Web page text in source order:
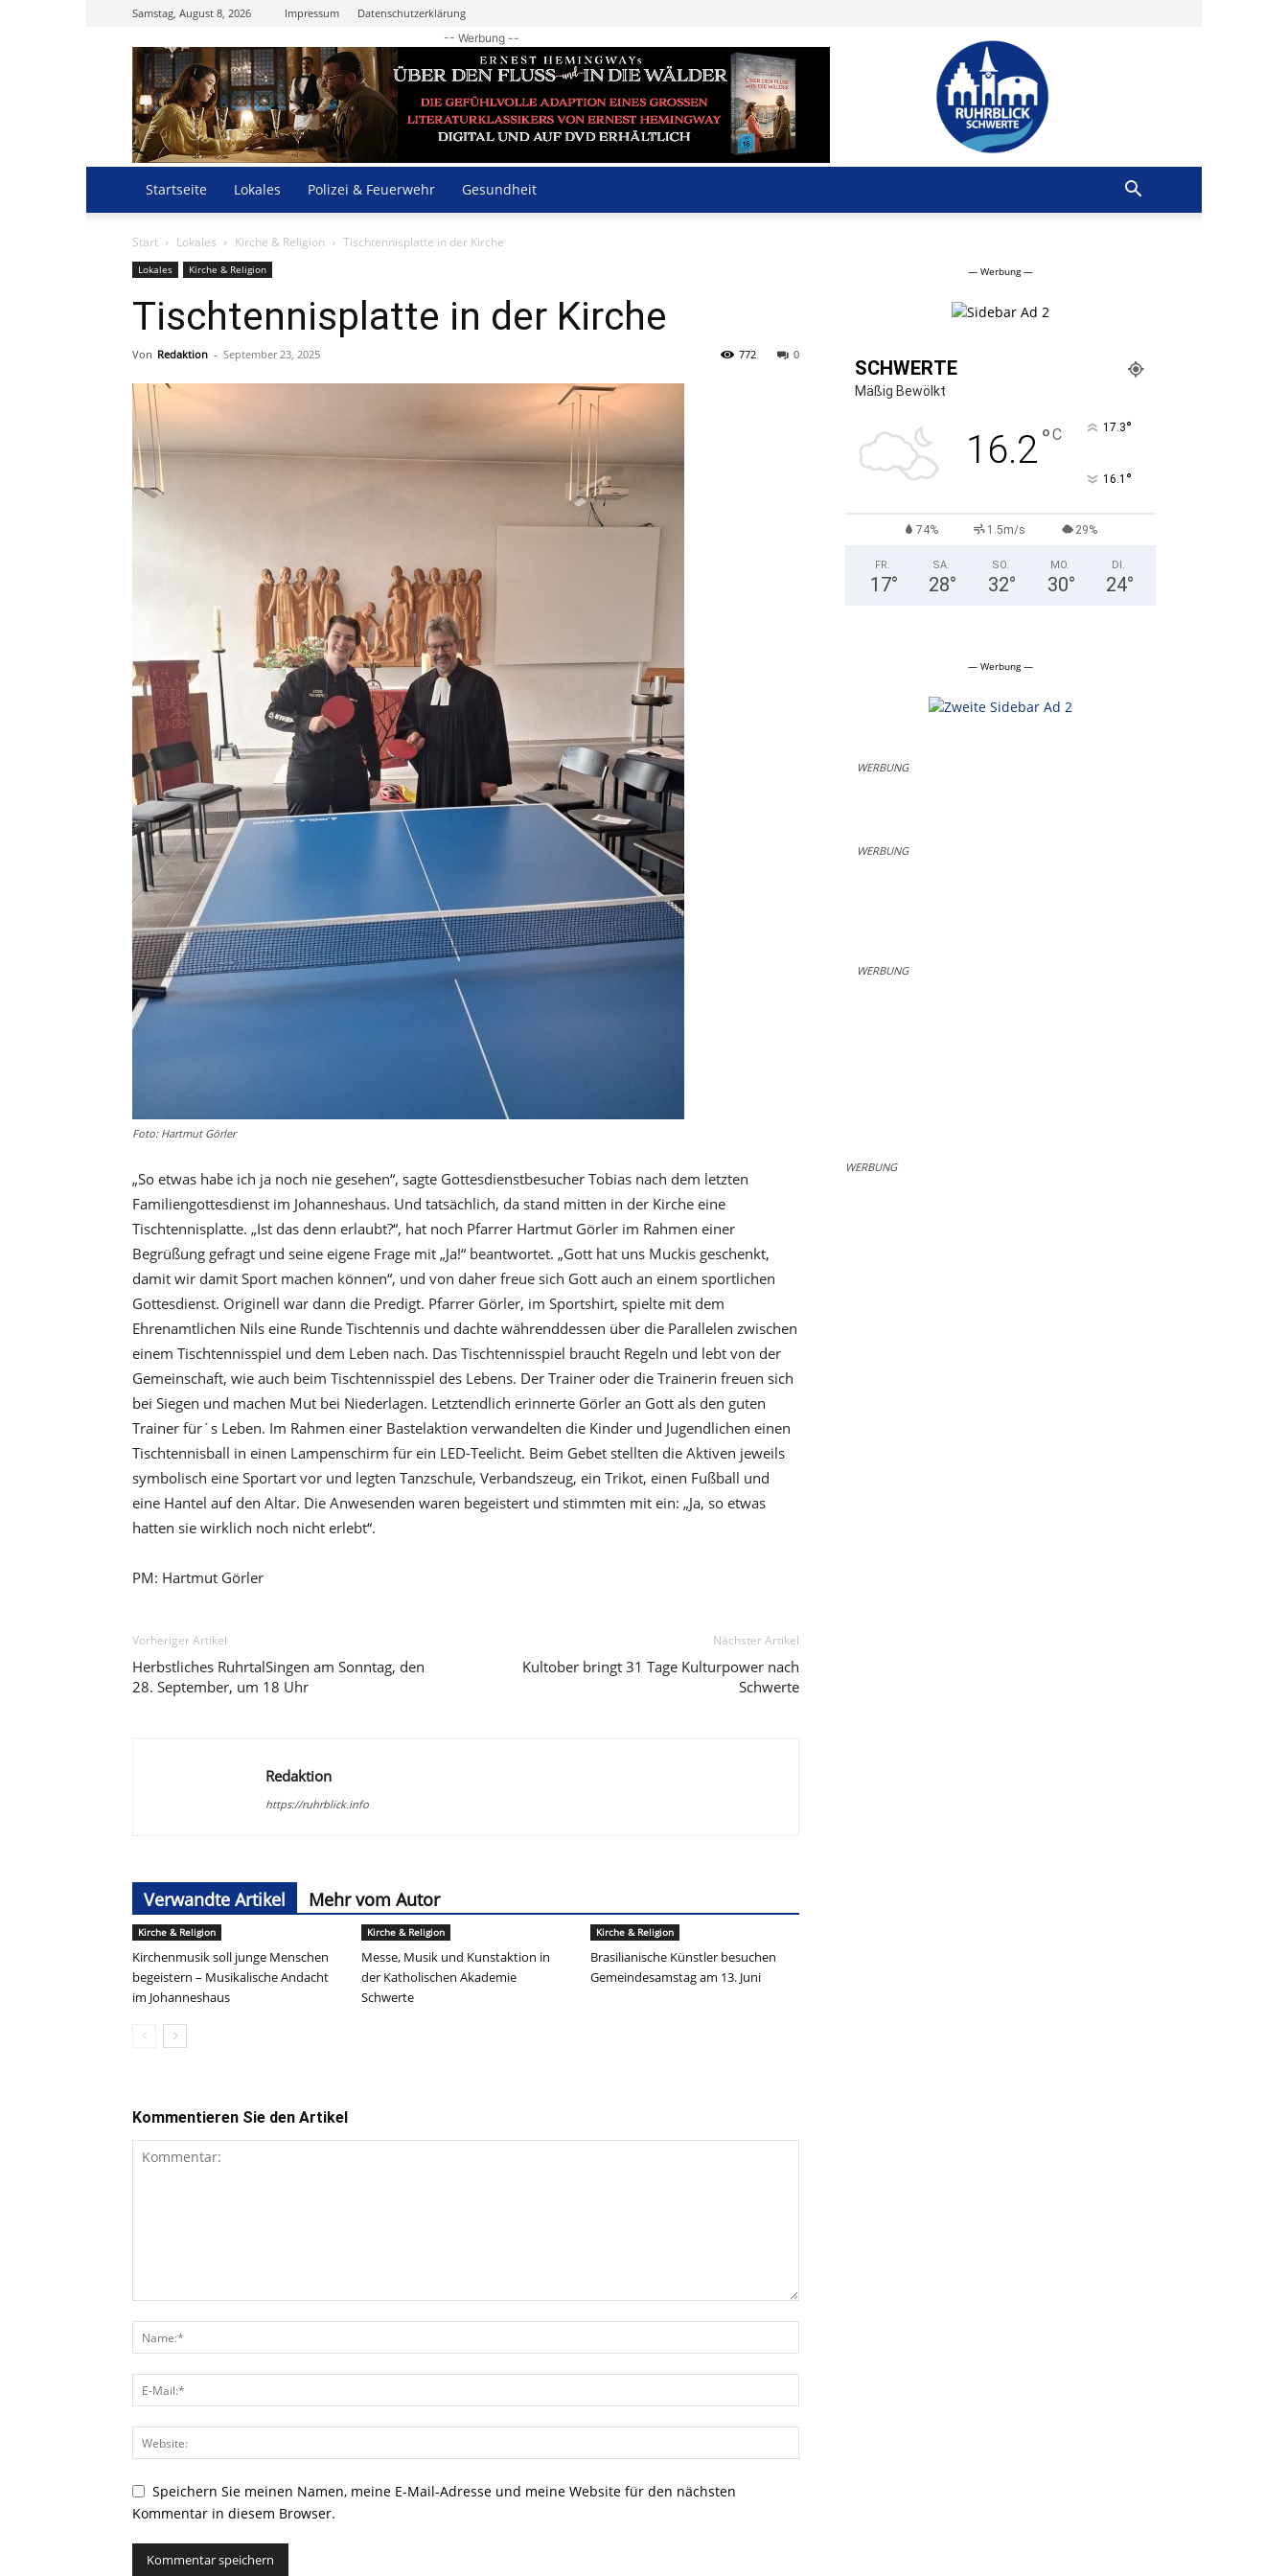
Samstag, August 8, 2026 Impressum Datenschutzerklärung
Ruhrblick
Schwerte
-- Werbung --
Startseite Lokales Polizei & Feuerwehr Gesundheit
Start Lokales Kirche & Religion Tischtennisplatte in der Kirche
Lokales Kirche & Religion
Tischtennisplatte in der Kirche
Von Redaktion - September 23, 2025 0
772
Foto: Hartmut Görler
„So etwas habe ich ja noch nie gesehen“, sagte Gottesdienstbesucher Tobias nach dem letzten
Familiengottesdienst im Johanneshaus. Und tatsächlich, da stand mitten in der Kirche eine
Tischtennisplatte. „Ist das denn erlaubt?“, hat noch Pfarrer Hartmut Görler im Rahmen einer
Begrüßung gefragt und seine eigene Frage mit „Ja!“ beantwortet. „Gott hat uns Muckis geschenkt,
damit wir damit Sport machen können“, und von daher freue sich Gott auch an einem sportlichen
Gottesdienst. Originell war dann die Predigt. Pfarrer Görler, im Sportshirt, spielte mit dem
Ehrenamtlichen Nils eine Runde Tischtennis und dachte währenddessen über die Parallelen zwischen
einem Tischtennisspiel und dem Leben nach. Das Tischtennisspiel braucht Regeln und lebt von der
Gemeinschaft, wie auch beim Tischtennisspiel des Lebens. Der Trainer oder die Trainerin freuen sich
bei Siegen und machen Mut bei Niederlagen. Letztendlich erinnerte Görler an Gott als den guten
Trainer für´s Leben. Im Rahmen einer Bastelaktion verwandelten die Kinder und Jugendlichen einen
Tischtennisball in einen Lampenschirm für ein LED-Teelicht. Beim Gebet stellten die Aktiven jeweils
symbolisch eine Sportart vor und legten Tanzschule, Verbandszeug, ein Trikot, einen Fußball und
eine Hantel auf den Altar. Die Anwesenden waren begeistert und stimmten mit ein: „Ja, so etwas
hatten sie wirklich noch nicht erlebt“.
PM: Hartmut Görler
Vorheriger Artikel
Herbstliches RuhrtalSingen am Sonntag, den
28. September, um 18 Uhr
Nächster Artikel
Kultober bringt 31 Tage Kulturpower nach
Schwerte
Redaktion
https://ruhrblick.info
Verwandte Artikel Mehr vom Autor
Kirche & Religion
Kirchenmusik soll junge Menschen
begeistern – Musikalische Andacht
im Johanneshaus
Kirche & Religion
Messe, Musik und Kunstaktion in
der Katholischen Akademie
Schwerte
Kirche & Religion
Brasilianische Künstler besuchen
Gemeindesamstag am 13. Juni
Kommentieren Sie den Artikel
Speichern Sie meinen Namen, meine E-Mail-Adresse und meine Website für den nächsten
Kommentar in diesem Browser.
— Werbung —
SCHWERTE
Mäßig Bewölkt
16.2°C 17.3°
16.1 °
74% 1.5m/s 29%
FR.
17°
SA.
28°
SO.
32°
MO.
30°
DI.
24°
— Werbung —
WERBUNG
WERBUNG
WERBUNG
WERBUNG